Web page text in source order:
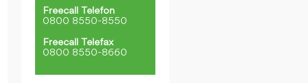
Freecall Telefon
0800 8550-8550
Freecall Telefax
0800 8550-8660